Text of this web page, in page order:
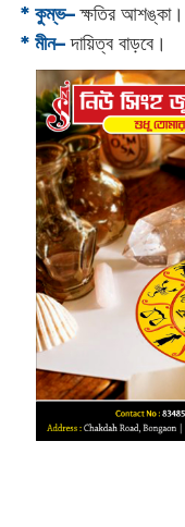
* কুম্ভ–ক্ষতির আশঙ্কা।
* মীন–দায়িত্ব বাড়বে।